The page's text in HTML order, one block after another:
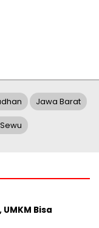
Jawa Barat
Bisa